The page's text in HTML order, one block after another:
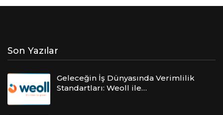
Son Yazılar
Geleceğin İş Dünyasında Verimlilik
Standartları: Weoll ile…